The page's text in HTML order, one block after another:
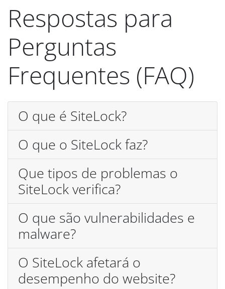
Respostas para
Perguntas
Frequentes (FAQ)
O que é SiteLock?
O que o SiteLock faz?
Que tipos de problemas o
SiteLock verifica?
O que são vulnerabilidades e
malware?
O SiteLock afetará o
desempenho do website?